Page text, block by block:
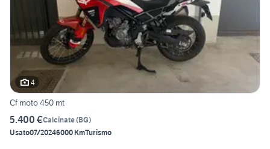
4
Cf moto 450 mt
5.400 €Calcinate(BG)
Usato07/20246000 KmTurismo